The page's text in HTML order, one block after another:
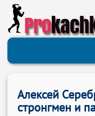
Pro
Алексей
стронгмен и